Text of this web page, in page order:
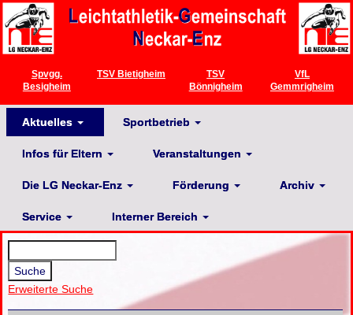
Spvgg.
Besigheim
TSV Bietigheim
TSV
Bönnigheim
VfL
Gemmrigheim
Aktuelles Sportbetrieb
Infos für Eltern Veranstaltungen
Die LG Neckar-Enz Förderung Archiv
Service Interner Bereich
Erweiterte Suche